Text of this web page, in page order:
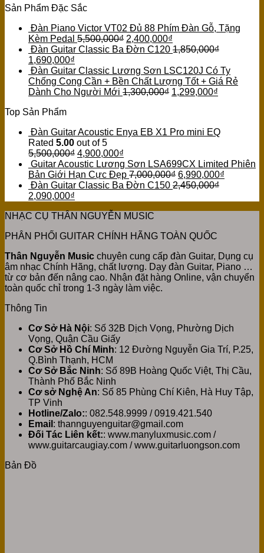
Sản Phẩm Đặc Sắc
Đàn Piano Victor VT02 Đủ 88 Phím Đàn Gỗ, Tặng
Kèm Pedal 5,500,000₫ 2,400,000₫
Đàn Guitar Classic Ba Đờn C120 1,850,000₫
1,690,000₫
Đàn Guitar Classic Lương Sơn LSC120J Có Ty
Chống Cong Cần + Bền Chất Lượng Tốt + Giá Rẻ
Dành Cho Người Mới 1,300,000₫ 1,299,000₫
Top Sản Phẩm
Đàn Guitar Acoustic Enya EB X1 Pro mini EQ
Rated 5.00 out of 5
5,500,000₫ 4,900,000₫
Guitar Acoustic Lương Sơn LSA699CX Limited Phiên
Bản Giới Hạn Cực Đẹp 7,000,000₫ 6,990,000₫
Đàn Guitar Classic Ba Đờn C150 2,450,000₫
2,090,000₫
NHẠC CỤ THÂN NGUYỄN MUSIC
PHÂN PHỐI GUITAR CHÍNH HÃNG TOÀN QUỐC
Thân Nguyễn Music chuyên cung cấp đàn Guitar, Dụng cụ
âm nhạc Chính Hãng, chất lượng. Dạy đàn Guitar, Piano …
từ cơ bản đến nâng cao. Nhận đặt hàng Online, vận chuyển
toàn quốc chỉ trong 1-3 ngày làm việc.
Thông Tin
Cơ Sở Hà Nội: Số 32B Dịch Vọng, Phường Dịch
Vọng, Quận Cầu Giấy
Cơ Sở Hồ Chí Minh: 12 Đường Nguyễn Gia Trí, P.25,
Q.Bình Thạnh, HCM
Cơ Sở Bắc Ninh: Số 89B Hoàng Quốc Việt, Thị Cầu,
Thành Phố Bắc Ninh
Cơ sở Nghệ An: Số 85 Phùng Chí Kiên, Hà Huy Tập,
TP Vinh
Hotline/Zalo:: 082.548.9999 / 0919.421.540
Email : thannguyenguitar@gmail.com
Đối Tác Liên kết:: www.manyluxmusic.com /
www.guitarcaugiay.com / www.guitarluongson.com
Bản Đồ